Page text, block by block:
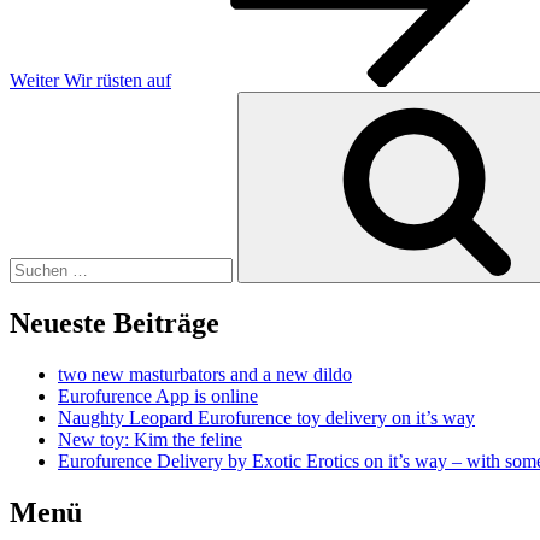
Weiter Wir rüsten auf
Neueste Beiträge
two new masturbators and a new dildo
Eurofurence App is online
Naughty Leopard Eurofurence toy delivery on it’s way
New toy: Kim the feline
Eurofurence Delivery by Exotic Erotics on it’s way – with
Menü